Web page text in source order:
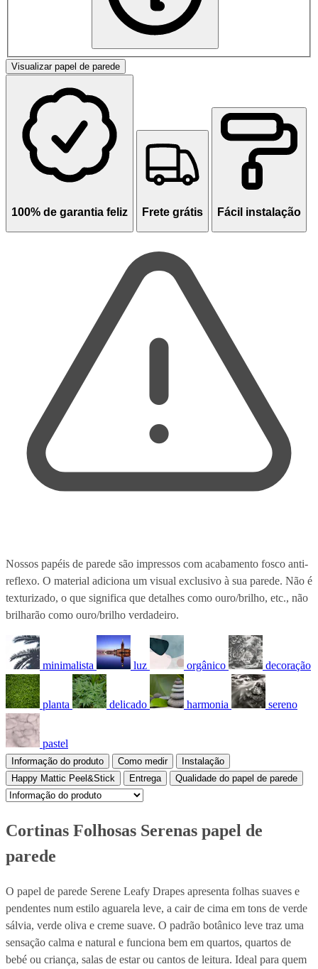
Visualizar papel de parede
100% de garantia feliz Frete grátis Fácil instalação
Nossos papéis de parede são impressos com acabamento fosco anti-
reflexo. O material adiciona um visual exclusivo à sua parede. Não é
texturizado, o que significa que detalhes como ouro/brilho, etc., não
brilharão como ouro/brilho verdadeiro.
minimalista luz orgânico decoração
planta delicado harmonia sereno
pastel
Informação do produto Como medir
Instalação
Happy Mattic Peel&Stick
Entrega Qualidade do papel de parede
Cortinas Folhosas Serenas papel de
parede
O papel de parede Serene Leafy Drapes apresenta folhas suaves e
pendentes num estilo aguarela leve, a cair de cima em tons de verde
sálvia, verde oliva e creme suave. O padrão botânico leve traz uma
sensação calma e natural e funciona bem em quartos, quartos de
bebé ou criança, salas de estar ou cantos de leitura. Ideal para quem